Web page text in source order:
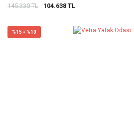
145.330 TL 104.638 TL
%15 + %10